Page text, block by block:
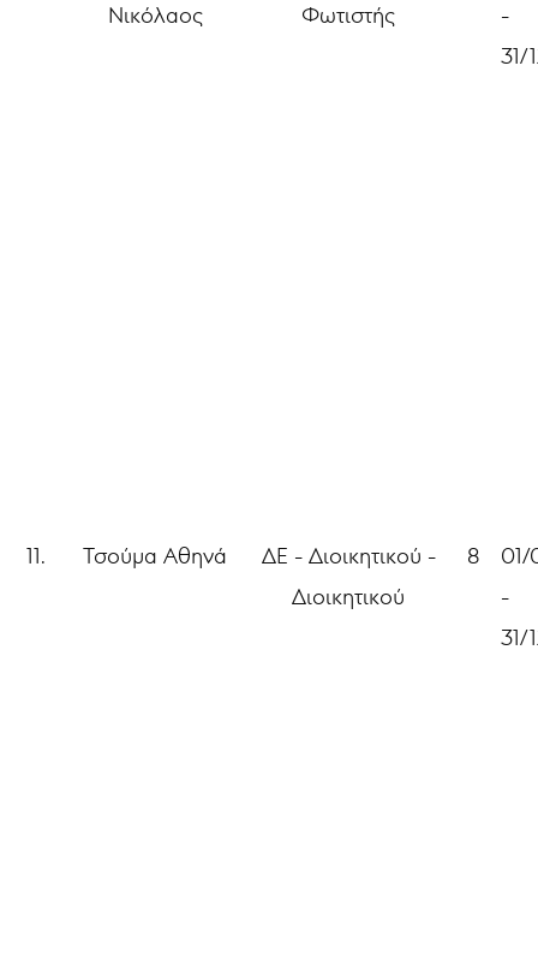
Νικόλαος
Φωτιστής
-
31/
11. Τσούμα Αθηνά
ΔΕ - Διοικητικού -
Διοικητικού
8
01/
-
31/